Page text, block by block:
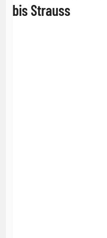
bis Strauss